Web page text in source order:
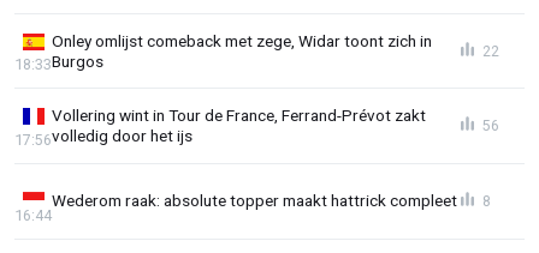
Onley omlijst comeback met zege, Widar toont zich in
Burgos
18:33
22
Vollering wint in Tour de France, Ferrand-Prévot zakt
volledig door het ijs
17:56
56
Wederom raak: absolute topper maakt hattrick compleet
16:44
8